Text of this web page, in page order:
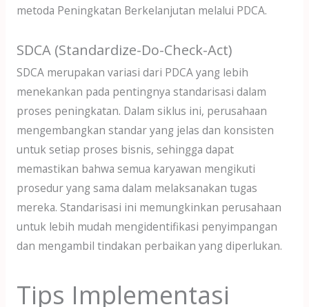
metoda Peningkatan Berkelanjutan melalui PDCA.
SDCA (Standardize-Do-Check-Act)
SDCA merupakan variasi dari PDCA yang lebih
menekankan pada pentingnya standarisasi dalam
proses peningkatan. Dalam siklus ini, perusahaan
mengembangkan standar yang jelas dan konsisten
untuk setiap proses bisnis, sehingga dapat
memastikan bahwa semua karyawan mengikuti
prosedur yang sama dalam melaksanakan tugas
mereka. Standarisasi ini memungkinkan perusahaan
untuk lebih mudah mengidentifikasi penyimpangan
dan mengambil tindakan perbaikan yang diperlukan.
Tips Implementasi